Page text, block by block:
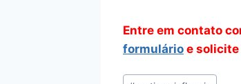
Entre em contato
formulário e solicite
Tags